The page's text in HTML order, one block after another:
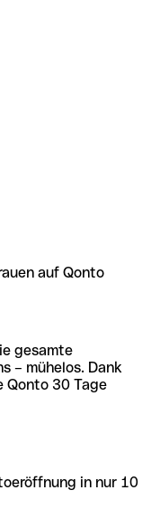
auf Qonto
gesamte
– mühelos. Dank
Qonto 30 Tage
in nur 10